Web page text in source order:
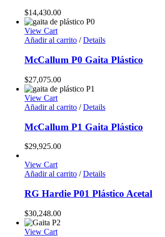
$14,430.00
View Cart
Añadir al carrito / Details
McCallum P0 Gaita Plástico
$27,075.00
View Cart
Añadir al carrito / Details
McCallum P1 Gaita Plástico
$29,925.00
View Cart
Añadir al carrito / Details
RG Hardie P01 Plástico Acetal
$30,248.00
View Cart